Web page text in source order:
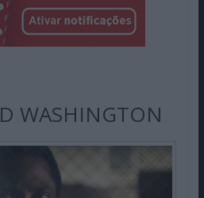
WASHINGTON